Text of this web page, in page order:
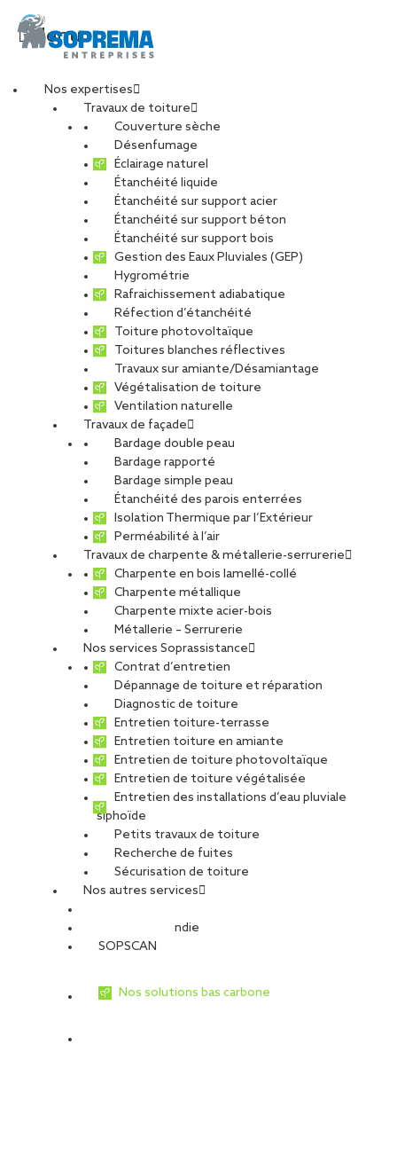
Menu
Nos expertises
Travaux de toiture
Couverture sèche
Désenfumage
Éclairage naturel
Étanchéité liquide
Étanchéité sur support acier
Étanchéité sur support béton
Étanchéité sur support bois
Gestion des Eaux Pluviales (GEP)
Hygrométrie
Rafraichissement adiabatique
Réfection d’étanchéité
Toiture photovoltaïque
Toitures blanches réflectives
Travaux sur amiante/Désamiantage
Végétalisation de toiture
Ventilation naturelle
Travaux de façade
Bardage double peau
Bardage rapporté
Bardage simple peau
Étanchéité des parois enterrées
Isolation Thermique par l’Extérieur
Perméabilité à l’air
Travaux de charpente & métallerie-serrurerie
Charpente en bois lamellé-collé
Charpente métallique
Charpente mixte acier-bois
Métallerie – Serrurerie
Nos services Soprassistance
Contrat d’entretien
Dépannage de toiture et réparation
Diagnostic de toiture
Entretien toiture-terrasse
Entretien toiture en amiante
Entretien de toiture photovoltaïque
Entretien de toiture végétalisée
Entretien des installations d’eau pluviale
siphoïde
Petits travaux de toiture
Recherche de fuites
Sécurisation de toiture
Nos autres services
Sécurité Incendie
SOPSCAN
Nos solutions bas carbone
b2
PARTAGER